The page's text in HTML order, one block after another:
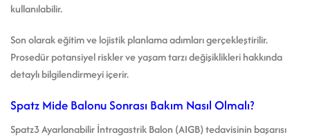
kullanılabilir.
Son olarak eğitim ve lojistik planlama adımları gerçekleştirilir.
Prosedür potansiyel riskler ve yaşam tarzı değişiklikleri hakkında
detaylı bilgilendirmeyi içerir.
Spatz Mide Balonu Sonrası Bakım Nasıl Olmalı?
Spatz3 Ayarlanabilir İntragastrik Balon (AIGB) tedavisinin başarısı